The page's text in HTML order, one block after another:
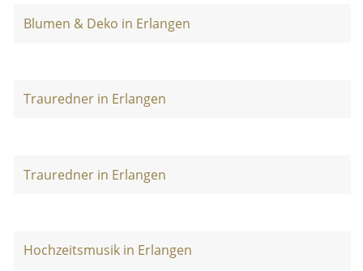
Blumen & Deko in Erlangen
Trauredner in Erlangen
Trauredner in Erlangen
Hochzeitsmusik in Erlangen